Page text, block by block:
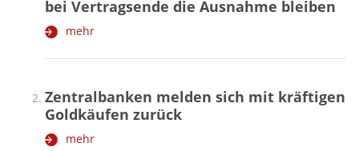
bei Vertragsende die Ausnahme bleiben
mehr
Zentralbanken melden sich mit kräftigen
Goldkäufen zurück
mehr